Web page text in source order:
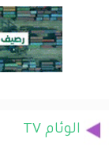
الوئام TV